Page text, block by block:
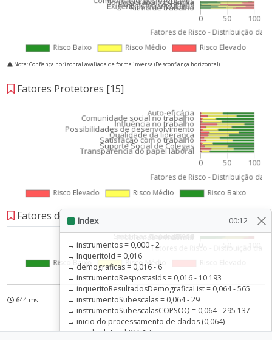
Nota: Confiança horizontal avaliada de forma inversa (Desconfiança horizontal).
Fatores Protetores [15]
Fatores de Saúde [5]
644 ms
Index 00:12
→ instrumentos = 0,000 - 2
→ InqueritoId = 0,016
→ demograficas = 0,016 - 6
→ instrumentoRespostasIds = 0,016 - 10 193
→ inqueritoResultadosDemograficaList = 0,064 - 565
→ instrumentoSubescalas = 0,064 - 29
→ instrumentoSubescalasCOPSOQ = 0,064 - 295 137
→ inicio do processamento de dados (0,064)
→ resultadoFinal (0,645)